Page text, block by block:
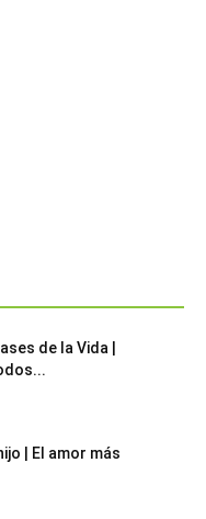
de la Vida |
| El amor más